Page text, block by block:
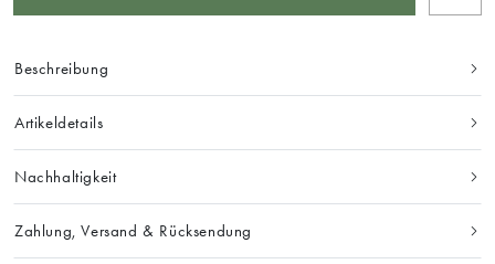
Beschreibung
Artikeldetails
Nachhaltigkeit
Zahlung, Versand & Rücksendung